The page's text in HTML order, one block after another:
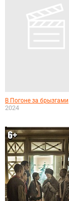
В Погоне за брызгами
2024